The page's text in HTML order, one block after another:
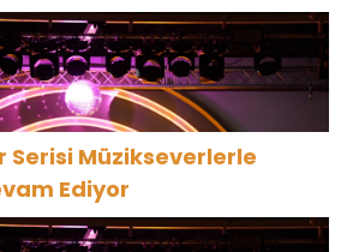
Serisi Müzikseverlerle
Ediyor